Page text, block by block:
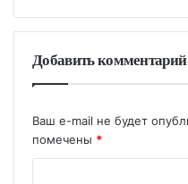
Добавить комментарий
Ваш e-mail не будет
помечены *